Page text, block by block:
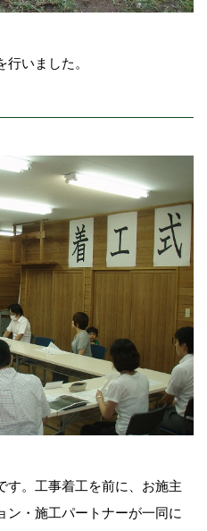
いました。
す。工事着工を前に、お施主
ン・施工パートナーが一同に